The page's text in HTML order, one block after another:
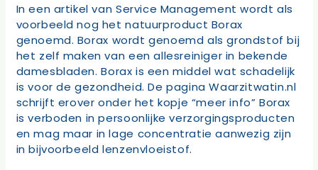
In een artikel van Service Management wordt als
voorbeeld nog het natuurproduct Borax
genoemd. Borax wordt genoemd als grondstof bij
het zelf maken van een allesreiniger in bekende
damesbladen. Borax is een middel wat schadelijk
is voor de gezondheid. De pagina Waarzitwatin.nl
schrijft erover onder het kopje “meer info” Borax
is verboden in persoonlijke verzorgingsproducten
en mag maar in lage concentratie aanwezig zijn
in bijvoorbeeld lenzenvloeistof.